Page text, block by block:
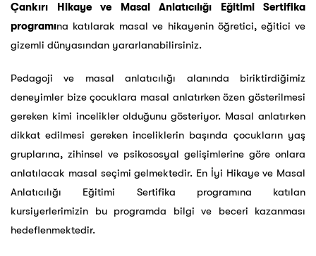
Çankırı Hikaye ve Masal Anlatıcılığı Eğitimi Sertifika
programına katılarak masal ve hikayenin öğretici, eğitici ve
gizemli dünyasından yararlanabilirsiniz.
Pedagoji ve masal anlatıcılığı alanında biriktirdiğimiz
deneyimler bize çocuklara masal anlatırken özen gösterilmesi
gereken kimi incelikler olduğunu gösteriyor. Masal anlatırken
dikkat edilmesi gereken inceliklerin başında çocukların yaş
gruplarına, zihinsel ve psikososyal gelişimlerine göre onlara
anlatılacak masal seçimi gelmektedir. En İyi Hikaye ve Masal
Anlatıcılığı Eğitimi Sertifika programına katılan
kursiyerlerimizin bu programda bilgi ve beceri kazanması
hedeflenmektedir.